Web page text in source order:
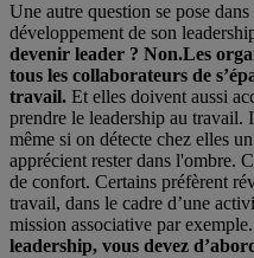
Une autre question se pose
développement de son
devenir leader ? Non.Les
tous les collaborateurs de
travail. Et elles doivent aussi
prendre le leadership au travail.
même si on détecte chez elles
apprécient rester dans l'ombre.
de confort. Certains préfèrent
travail, dans le cadre d’une
mission associative par exemple.
leadership, vous devez